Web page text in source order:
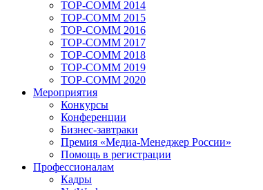
TOP-COMM 2014
TOP-COMM 2015
TOP-COMM 2016
TOP-COMM 2017
TOP-COMM 2018
TOP-COMM 2019
TOP-COMM 2020
Мероприятия
Конкурсы
Конференции
Бизнес-завтраки
Премия «Медиа-Менеджер России»
Помощь в регистрации
Профессионалам
Кадры